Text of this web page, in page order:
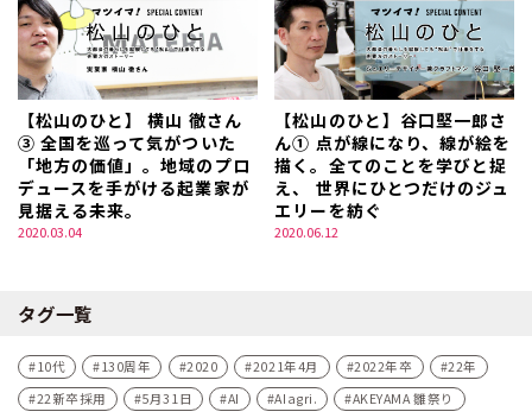
【松山のひと】 横山 徹さん
③ 全国を巡って気がついた
「地方の価値」。地域のプロ
デュースを手がける起業家が
見据える未来。
2020.03.04
【松山のひと】谷口堅一郎さ
ん① 点が線になり、線が絵を
描く。全てのことを学びと捉
え、 世界にひとつだけのジュ
エリーを紡ぐ
2020.06.12
タグ一覧
10代 130周年 2020 2021年4月 2022年卒
22年
22新卒採用
5月31日 AI AIagri.
AKEYAMA 雛祭り